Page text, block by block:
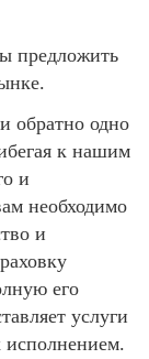
предложить
обратно одно
к нашим
и
необходимо
и
его
услуги
исполнением.